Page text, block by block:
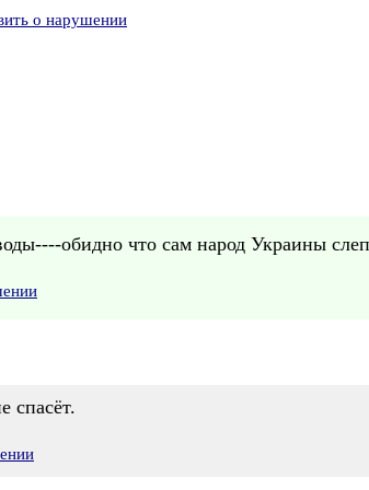
о нарушении
обидно что сам народ Украины
спасёт.